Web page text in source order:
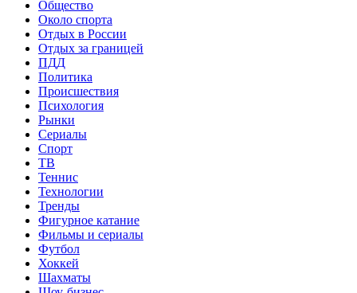
Общество
Около спорта
Отдых в России
Отдых за границей
ПДД
Политика
Происшествия
Психология
Рынки
Сериалы
Спорт
ТВ
Теннис
Технологии
Тренды
Фигурное катание
Фильмы и сериалы
Футбол
Хоккей
Шахматы